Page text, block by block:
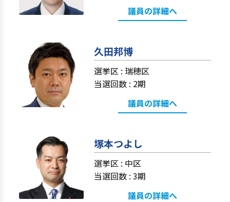
議員の詳細へ
久田邦博
選挙区 : 瑞穂区
当選回数 : 2期
議員の詳細へ
塚本つよし
選挙区 : 中区
当選回数 : 3期
議員の詳細へ